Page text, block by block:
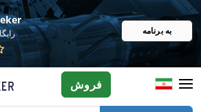
به برنامه
فروش